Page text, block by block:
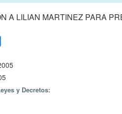
A LILIAN MARTINEZ PARA
y Decretos: